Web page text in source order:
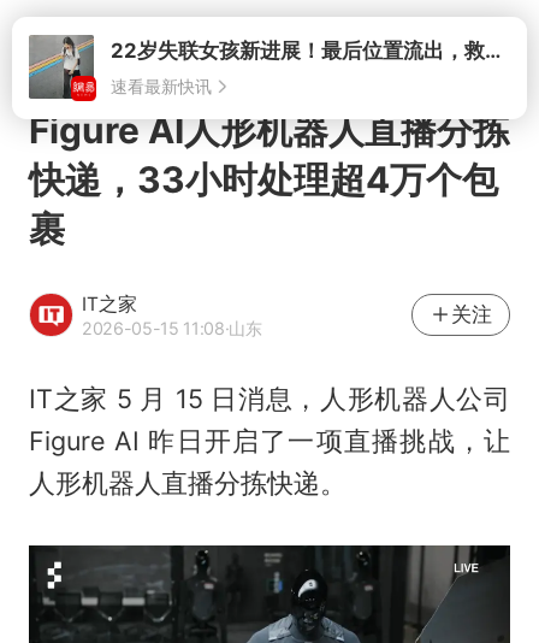
打开22岁失联女孩新进展！最后位置流出，救援队再曝两大噩耗母亲崩溃
速看最新快讯
Figure AI人形机器人直播分拣
快递，33小时处理超4万个包
裹
IT之家
2026-05-15 11:08·山东
关注
IT之家 5 月 15 日消息，人形机器人公司
Figure AI 昨日开启了一项直播挑战，让
人形机器人直播分拣快递。